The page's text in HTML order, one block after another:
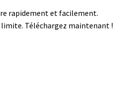
rapidement et facilement.
Téléchargez maintenant !